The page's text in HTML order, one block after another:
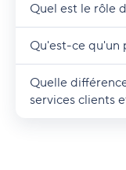
Quel est le rôle
Qu'est-ce qu'un
Quelle
services clients